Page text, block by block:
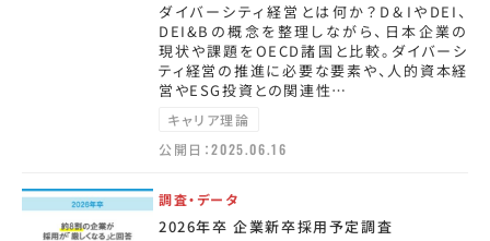
ダイバーシティ経営とは何か？D＆IやDEI、
DEI&Bの概念を整理しながら、日本企業の
現状や課題をOECD諸国と比較。ダイバーシ
ティ経営の推進に必要な要素や、人的資本経
営やESG投資との関連性…
キャリア理論
公開日：2025.06.16
調査・データ
2026年卒 企業新卒採用予定調査